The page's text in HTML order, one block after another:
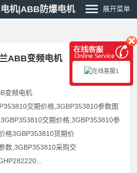
机|ABB防爆电机 展开菜单
ABB变频电机
变频电机
交期价格,3GBP353810参数图
交期价格,3GBP353810参
格3GBP353810货期价
数,3GBP353810采购交